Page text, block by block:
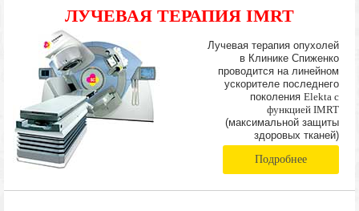
ЛУЧЕВАЯ ТЕРАПИЯ IMRT
Лучевая терапия опухолей
в Клинике Спиженко
проводится на линейном
ускорителе последнего
поколения Elekta с
функцией IMRT
(максимальной защиты
здоровых тканей)
Подробнее